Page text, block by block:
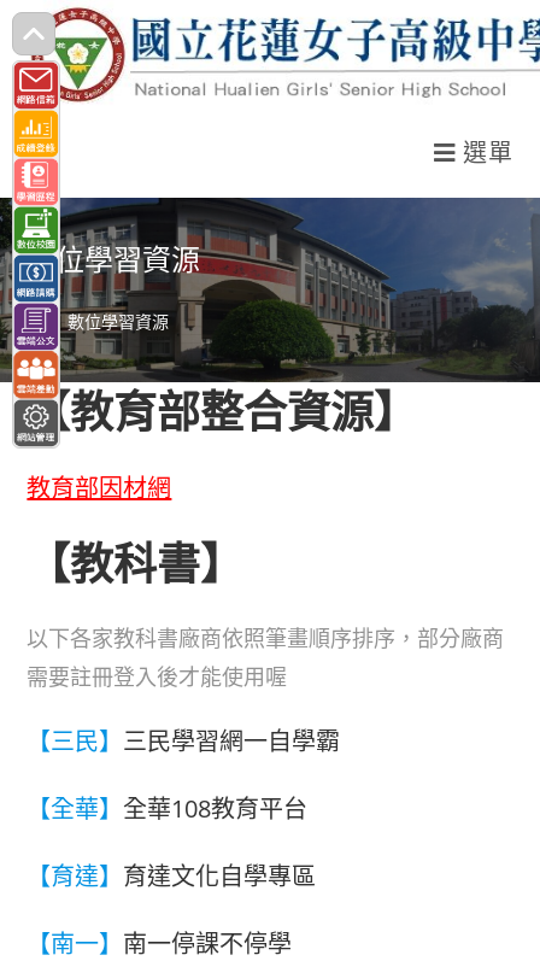
跳
轉
至
主
要
內
容
選單
數位學習資源
> 數位學習資源
【教育部整合資源】
教育部因材網
【教科書】
以下各家教科書廠商依照筆畫順序排序，部分廠商
需要註冊登入後才能使用喔
【三民】 三民學習網一自學霸
【全華】 全華108教育平台
【育達】 育達文化自學專區
【南一】 南一停課不停學